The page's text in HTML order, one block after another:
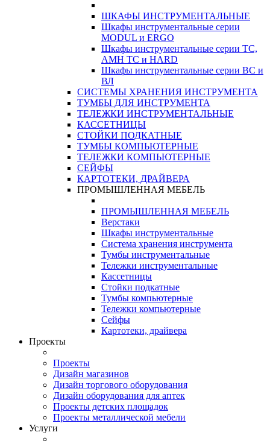
ШКАФЫ ИНСТРУМЕНТАЛЬНЫЕ
Шкафы инструментальные серии
MODUL и ERGO
Шкафы инструментальные серии ТС,
АМН ТС и HARD
Шкафы инструментальные серии ВС и
ВЛ
СИСТЕМЫ ХРАНЕНИЯ ИНСТРУМЕНТА
ТУМБЫ ДЛЯ ИНСТРУМЕНТА
ТЕЛЕЖКИ ИНСТРУМЕНТАЛЬНЫЕ
КАССЕТНИЦЫ
СТОЙКИ ПОДКАТНЫЕ
ТУМБЫ КОМПЬЮТЕРНЫЕ
ТЕЛЕЖКИ КОМПЬЮТЕРНЫЕ
СЕЙФЫ
КАРТОТЕКИ, ДРАЙВЕРА
ПРОМЫШЛЕННАЯ МЕБЕЛЬ
ПРОМЫШЛЕННАЯ МЕБЕЛЬ
Верстаки
Шкафы инструментальные
Система хранения инструмента
Тумбы инструментальные
Тележки инструментальные
Кассетницы
Стойки подкатные
Тумбы компьютерные
Тележки компьютерные
Сейфы
Картотеки, драйвера
Проекты
Проекты
Дизайн магазинов
Дизайн торгового оборудования
Дизайн оборудования для аптек
Проекты детских площадок
Проекты металлической мебели
Услуги